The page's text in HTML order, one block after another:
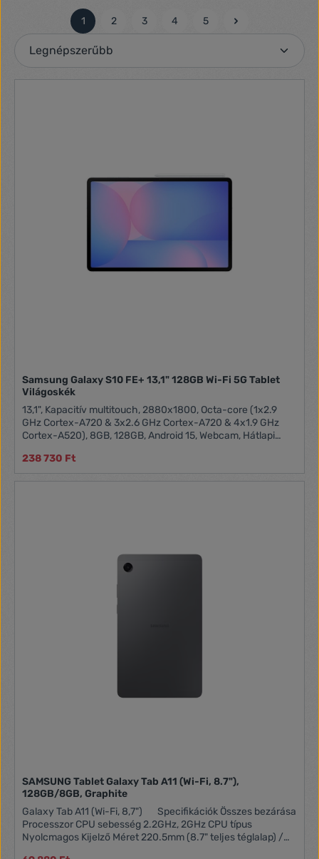
Oldal
1
Oldal
2
Oldal
3
Oldal
4
Oldal
5
Samsung Galaxy S10 FE+ 13,1" 128GB Wi-Fi 5G Tablet
Világoskék
13,1", Kapacitív multitouch, 2880x1800, Octa-core (1x2.9
GHz Cortex-A720 & 3x2.6 GHz Cortex-A720 & 4x1.9 GHz
Cortex-A520), 8GB, 128GB, Android 15, Webcam, Hátlapi
Bluetooth, LTE/5G, NFC, Érintőképernyő, WiDi, GPS, G-
sensor, Glonass, 300,6x194,7x6mm, 10090mAh, 668g, Blue
238 730 Ft
SAMSUNG Tablet Galaxy Tab A11 (Wi-Fi, 8.7"),
128GB/8GB, Graphite
Galaxy Tab A11 (Wi-Fi, 8,7") Specifikációk Összes bezárása
Processzor CPU sebesség 2.2GHz, 2GHz CPU típus
Nyolcmagos Kijelző Méret 220.5mm (8.7" teljes téglalap) /